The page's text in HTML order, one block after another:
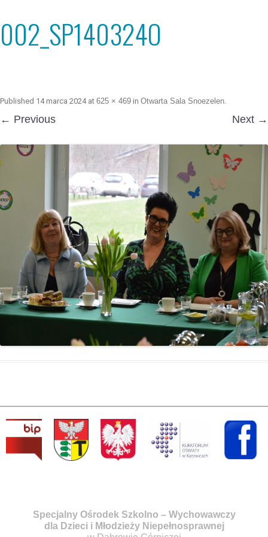
002_SP140324O
Published 14 marca 2024at 625 × 469 in Otwarta Sala Snoezelen.
← Previous Next →
Specjalny Ośrodek Szkolno – Wychowawczy
dla Dzieci i Młodzieży Niepełnosprawnej